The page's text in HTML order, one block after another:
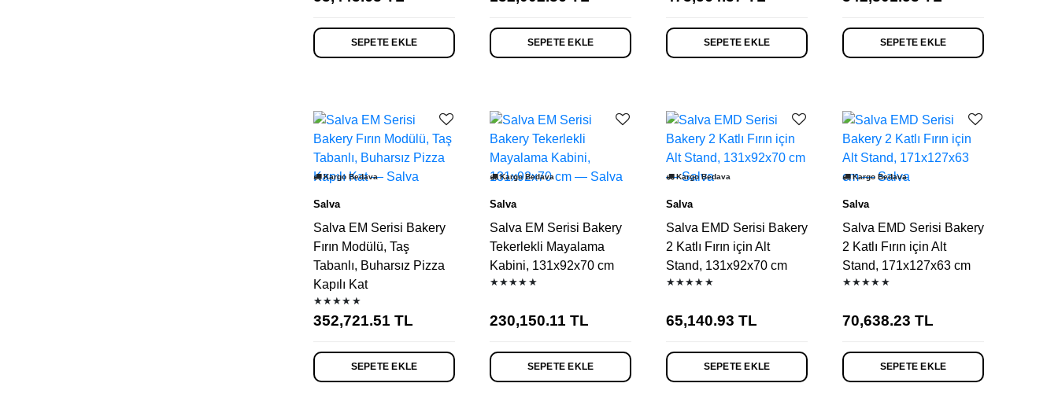
SEPETE EKLE SEPETE EKLE SEPETE EKLE SEPETE EKLE
Kargo Bedava
Salva
Salva EM Serisi Bakery
Fırın Modülü, Taş
Tabanlı, Buharsız Pizza
Kapılı Kat
★★★★★
352,721.51 TL
SEPETE EKLE
Kargo Bedava
Salva
Salva EM Serisi Bakery
Tekerlekli Mayalama
Kabini, 131x92x70 cm
★★★★★
230,150.11 TL
SEPETE EKLE
Kargo Bedava
Salva
Salva EMD Serisi Bakery
2 Katlı Fırın için Alt
Stand, 131x92x70 cm
★★★★★
65,140.93 TL
SEPETE EKLE
Kargo Bedava
Salva
Salva EMD Serisi Bakery
2 Katlı Fırın için Alt
Stand, 171x127x63 cm
★★★★★
70,638.23 TL
SEPETE EKLE